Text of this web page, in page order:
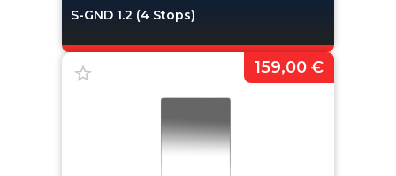
S-GND 1.2 (4 Stops)
159,00 €